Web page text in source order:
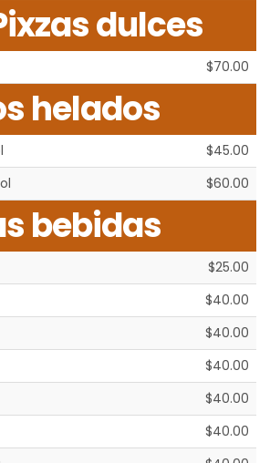
dulces
$70.00
helados
$45.00
$60.00
bebidas
$25.00
$40.00
$40.00
$40.00
$40.00
$40.00